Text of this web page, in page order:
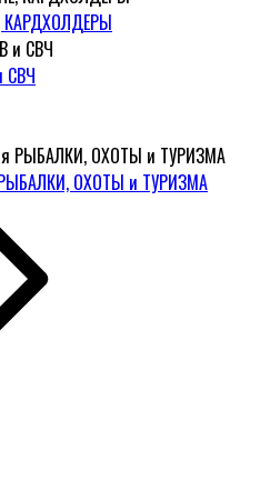
КАРДХОЛДЕРЫ
СВЧ
ОХОТЫ и ТУРИЗМА